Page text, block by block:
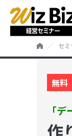
セ
無料
「
作